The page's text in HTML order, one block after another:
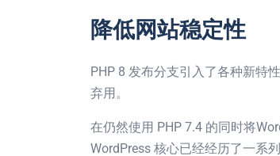
降低网站稳定性
PHP 8 发布分支引入了各种新特
弃用。
在仍然使用 PHP 7.4 的同时将
WordPress 核心已经经历了一系